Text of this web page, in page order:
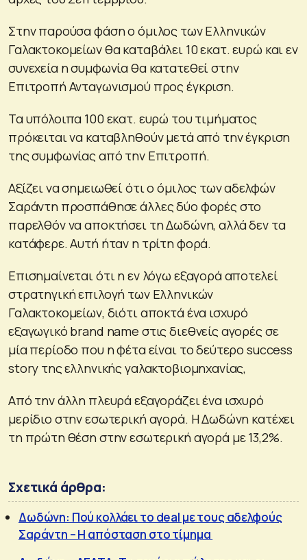
Στην παρούσα φάση ο όμιλος των Ελληνικών
Γαλακτοκομείων θα καταβάλει 10 εκατ. ευρώ και εν
συνεχεία η συμφωνία θα κατατεθεί στην
Επιτροπή Ανταγωνισμού προς έγκριση.
Τα υπόλοιπα 100 εκατ. ευρώ του τιμήματος
πρόκειται να καταβληθούν μετά από την έγκριση
της συμφωνίας από την Επιτροπή.
Αξίζει να σημειωθεί ότι ο όμιλος των αδελφών
Σαράντη προσπάθησε άλλες δύο φορές στο
παρελθόν να αποκτήσει τη Δωδώνη, αλλά δεν τα
κατάφερε. Αυτή ήταν η τρίτη φορά.
Επισημαίνεται ότι η εν λόγω εξαγορά αποτελεί
στρατηγική επιλογή των Ελληνικών
Γαλακτοκομείων, διότι αποκτά ένα ισχυρό
εξαγωγικό brand name στις διεθνείς αγορές σε
μία περίοδο που η φέτα είναι το δεύτερο success
story της ελληνικής γαλακτοβιομηχανίας,
Από την άλλη πλευρά εξαγοράζει ένα ισχυρό
μερίδιο στην εσωτερική αγορά. Η Δωδώνη κατέχει
τη πρώτη θέση στην εσωτερική αγορά με 13,2%.
Σχετικά άρθρα:
Δωδώνη: Πού κολλάει το deal με τους αδελφούς
Σαράντη – Η απόσταση στο τίμημα